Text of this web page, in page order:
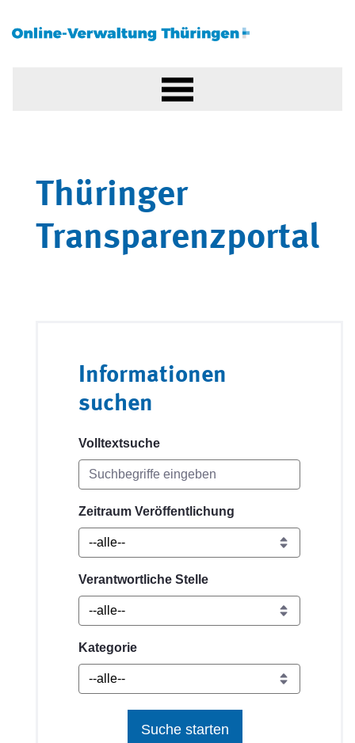
Thüringer
Transparenzportal
Informationen
suchen
Volltextsuche
Zeitraum Veröffentlichung
Verantwortliche Stelle
Kategorie
Suche starten